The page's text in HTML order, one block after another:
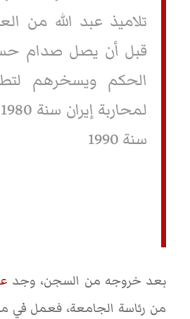
تلاميذ عبد الله من
قبل أن يصل صدام
الحكم ويسخرهم
سنة 1990
بعد خروجه من السجن، وجد
من رئاسة الجامعة، فعمل في